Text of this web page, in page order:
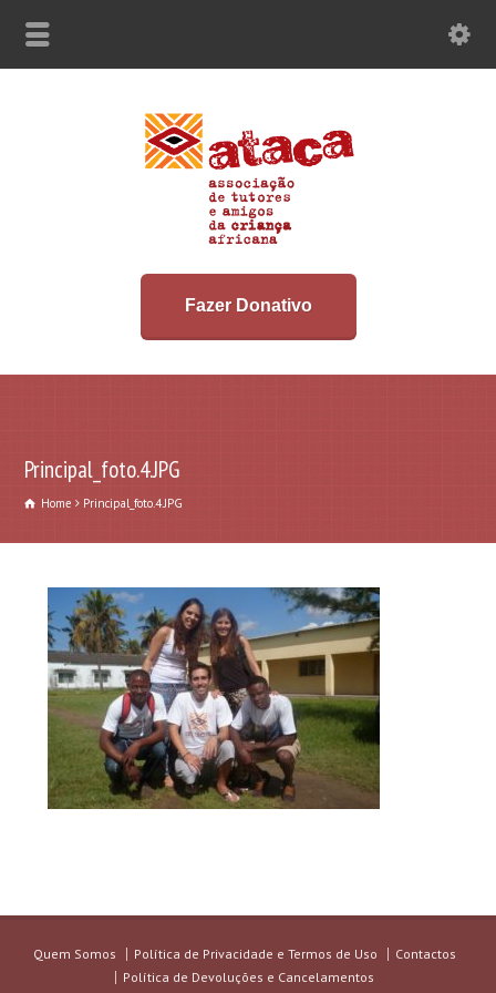
Fazer Donativo
Principal_foto.4.JPG
Home Principal_foto.4.JPG
Quem Somos Política de Privacidade e Termos de Uso
Contactos
Política de Devoluções e Cancelamentos